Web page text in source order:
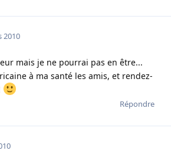
2010
mais je ne pourrai pas en être...
à ma santé les amis, et rendez-
Répondre